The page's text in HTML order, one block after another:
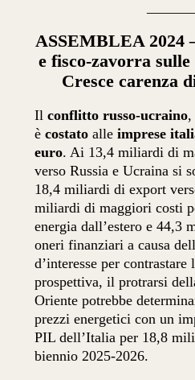
ASSEMBLEA 2024
e fisco-zavorra
Cresce carenza
Ilconflitto russo-ucraino,
ècostato alle imprese
euro. Ai 13,4 miliardi di
verso Russia e Ucraina si
18,4 miliardi di export
miliardi di maggiori costi
energia dall’estero e 44,3
oneri finanziari a causa
d’interesse per
prospettiva, il protrarsi
Oriente potrebbe
prezzi energetici con un
PIL dell’Italia per 18,8
biennio 2025-2026.